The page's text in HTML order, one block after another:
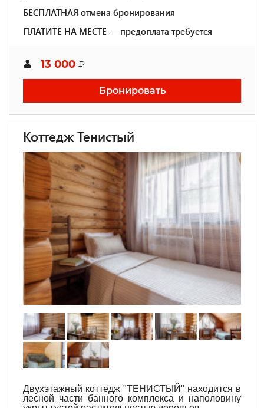
БЕСПЛАТНАЯ отмена бронирования
ПЛАТИТЕ НА МЕСТЕ — предоплата требуется
13 000 ₽
Бронировать
Коттедж Тенистый
Двухэтажный коттедж "ТЕНИСТЫЙ" находится в
лесной части банного комплекса и наполовину